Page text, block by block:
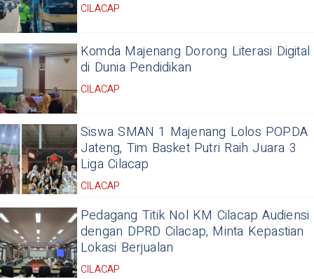
CILACAP
Komda Majenang Dorong Literasi Digital
di Dunia Pendidikan
CILACAP
Siswa SMAN 1 Majenang Lolos POPDA
Jateng, Tim Basket Putri Raih Juara 3
Liga Cilacap
CILACAP
Pedagang Titik Nol KM Cilacap Audiensi
dengan DPRD Cilacap, Minta Kepastian
Lokasi Berjualan
CILACAP